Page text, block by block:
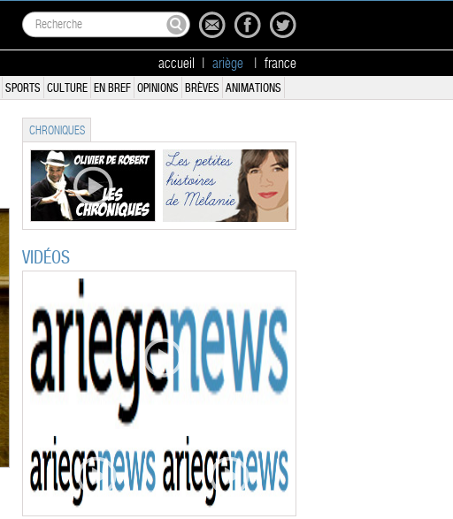
accueil ariège france
SPORTS CULTURE EN BREF OPINIONS BRÈVES ANIMATIONS
CHRONIQUES
VIDÉOS